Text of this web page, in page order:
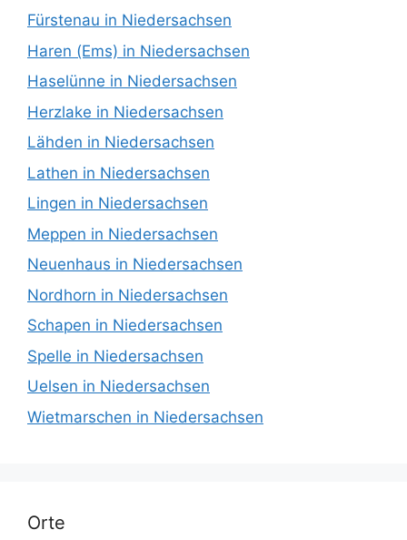
Fürstenau in Niedersachsen
Haren (Ems) in Niedersachsen
Haselünne in Niedersachsen
Herzlake in Niedersachsen
Lähden in Niedersachsen
Lathen in Niedersachsen
Lingen in Niedersachsen
Meppen in Niedersachsen
Neuenhaus in Niedersachsen
Nordhorn in Niedersachsen
Schapen in Niedersachsen
Spelle in Niedersachsen
Uelsen in Niedersachsen
Wietmarschen in Niedersachsen
Orte